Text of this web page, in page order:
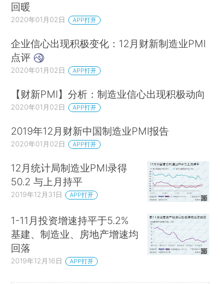
回暖
2020年01月02日 APP打开
企业信心出现积极变化：12月财新制造业PMI
点评
2020年01月02日 APP打开
【财新PMI】分析：制造业信心出现积极动向
2020年01月02日 APP打开
2019年12月财新中国制造业PMI报告
2020年01月02日 APP打开
12月统计局制造业PMI录得
50.2 与上月持平
2019年12月31日 APP打开
1-11月投资增速持平于5.2%
基建、制造业、房地产增速均
回落
2019年12月16日 APP打开